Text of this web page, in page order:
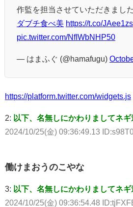
作監を担当させていただきまし
ダブチ食べ美 https://t.co/
pic.twitter.com/NfIWbNHP50
— はまふぐ (@hamafugu)
https://platform.twitter.com/widgets.js
2: 以下、名無しにかわりましてネ
2024/10/25(金) 09:36:49.13
働けまおうのこやな
3: 以下、名無しにかわりましてネ
2024/10/25(金) 09:36:54.48